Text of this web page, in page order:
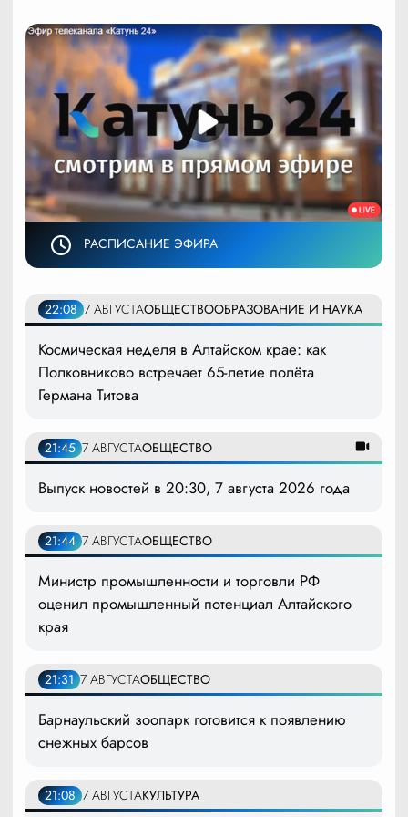
РАСПИСАНИЕ ЭФИРА
22:08 7 АВГУСТАОБЩЕСТВООБРАЗОВАНИЕ И НАУКА
Космическая неделя в Алтайском крае: как
Полковниково встречает 65-летие полёта
Германа Титова
21:45 7 АВГУСТАОБЩЕСТВО
Выпуск новостей в 20:30, 7 августа 2026 года
21:44 7 АВГУСТАОБЩЕСТВО
Министр промышленности и торговли РФ
оценил промышленный потенциал Алтайского
края
21:31 7 АВГУСТАОБЩЕСТВО
Барнаульский зоопарк готовится к появлению
снежных барсов
21:08 7 АВГУСТАКУЛЬТУРА